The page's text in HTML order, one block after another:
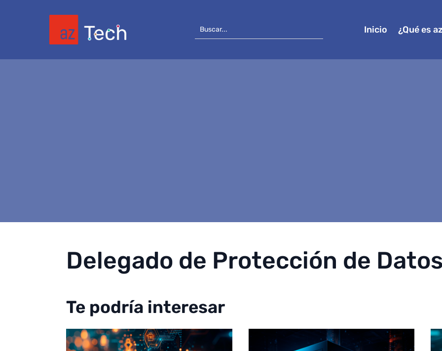
Inicio ¿Qué es
Delegado de Protección de
Te podría interesar